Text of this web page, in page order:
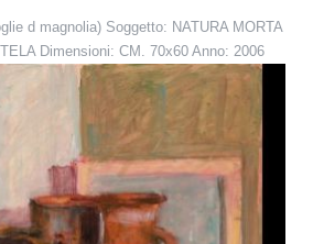
d magnolia) Soggetto: NATURA MORTA
Dimensioni: CM. 70x60 Anno: 2006